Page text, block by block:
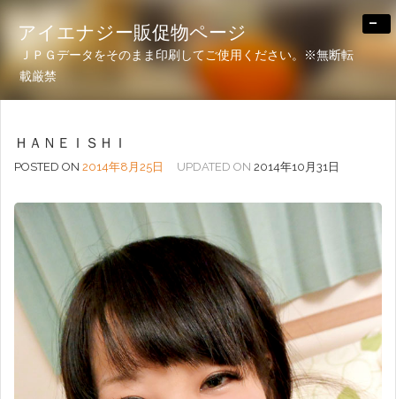
アイエナジー販促物ページ
ＪＰＧデータをそのまま印刷してご使用ください。※無断転
載厳禁
-
ＨＡＮＥＩＳＨＩ
POSTED ON 2014年8月25日 UPDATED ON 2014年10月31日